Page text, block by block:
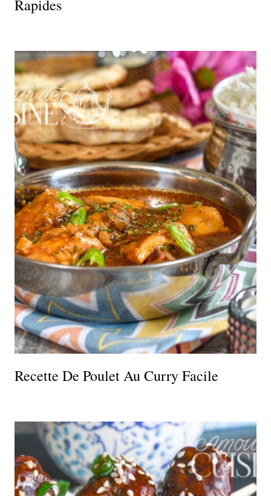
Rapides
Recette De Poulet Au Curry Facile